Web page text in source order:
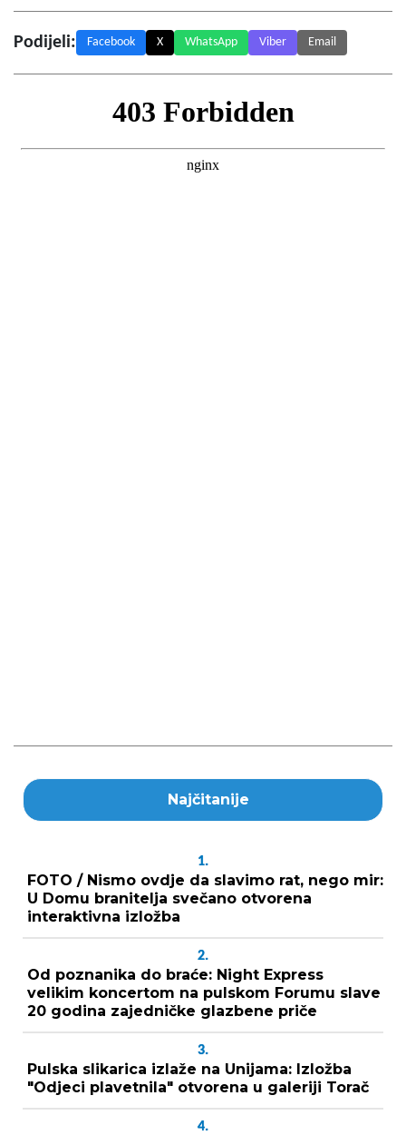
Podijeli: Facebook X WhatsApp Viber Email
Najčitanije
1.
FOTO / Nismo ovdje da slavimo rat, nego mir:
U Domu branitelja svečano otvorena
interaktivna izložba
2.
Od poznanika do braće: Night Express
velikim koncertom na pulskom Forumu slave
20 godina zajedničke glazbene priče
3.
Pulska slikarica izlaže na Unijama: Izložba
"Odjeci plavetnila" otvorena u galeriji Torač
4.